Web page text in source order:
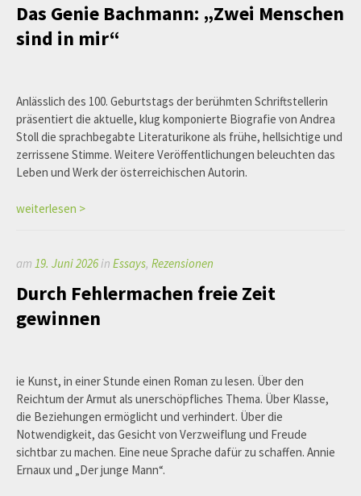
Das Genie Bachmann: „Zwei Menschen
sind in mir“
Anlässlich des 100. Geburtstags der berühmten Schriftstellerin
präsentiert die aktuelle, klug komponierte Biografie von Andrea
Stoll die sprachbegabte Literaturikone als frühe, hellsichtige und
zerrissene Stimme. Weitere Veröffentlichungen beleuchten das
Leben und Werk der österreichischen Autorin.
weiterlesen >
am 19. Juni 2026 in Essays, Rezensionen
Durch Fehlermachen freie Zeit
gewinnen
ie Kunst, in einer Stunde einen Roman zu lesen. Über den
Reichtum der Armut als unerschöpfliches Thema. Über Klasse,
die Beziehungen ermöglicht und verhindert. Über die
Notwendigkeit, das Gesicht von Verzweiflung und Freude
sichtbar zu machen. Eine neue Sprache dafür zu schaffen. Annie
Ernaux und „Der junge Mann“.